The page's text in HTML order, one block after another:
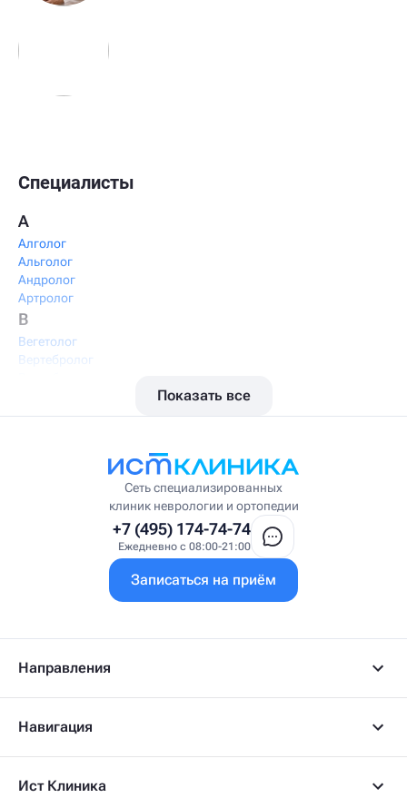
Специалисты
А
Алголог
Альголог
Андролог
Артролог
В
Вегетолог
Вертебролог
Висцеральный массажист
Врач интегративной медицины
Врач первичного приёма
Гастроэнтеролог-гепатолог
Гериатр
Гинеколог
Гирудолог
Дерматовенеролог
Показать все
Сеть специализированных
клиник неврологии и ортопедии
+7 (495) 174-74-74
Ежедневно с 08:00-21:00
Записаться на приём
Направления
Навигация
Ист Клиника